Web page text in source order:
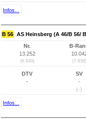
Infos...
B 56 AS Heinsberg (A 46/B 56/
Nr.
13.252
(6.930)
B-
(7.638)
DTV
-
SV
-
(-)
Infos...